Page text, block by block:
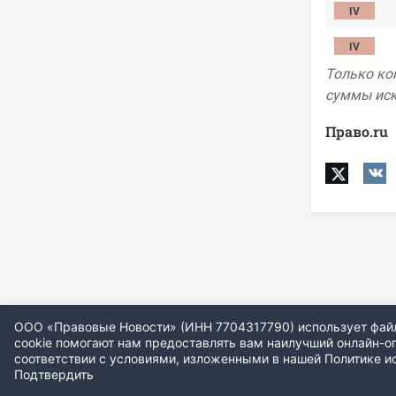
Только
суммы
Право.ru
ООО «Правовые Новости» (ИНН 7704317790) использует
cookie помогают нам предоставлять вам наилучший онлайн-
соответствии с условиями, изложенными в нашей Политике
Подтвердить